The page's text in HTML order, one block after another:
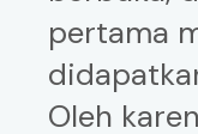
pertama
Oleh